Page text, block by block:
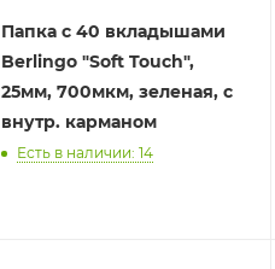
Папка с 40 вкладышами
Berlingo "Soft Touch",
25мм, 700мкм, зеленая, с
внутр. карманом
Есть в наличии: 14